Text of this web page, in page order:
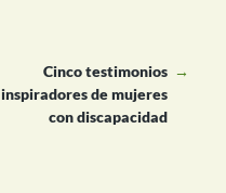
Cinco testimonios
inspiradores de mujeres
con discapacidad
→